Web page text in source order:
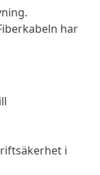
har
i